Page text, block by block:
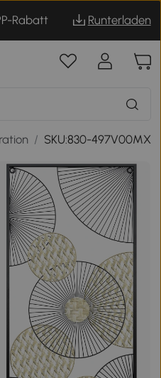
Rabatt Runterladen
/ SKU:830-497V00MX